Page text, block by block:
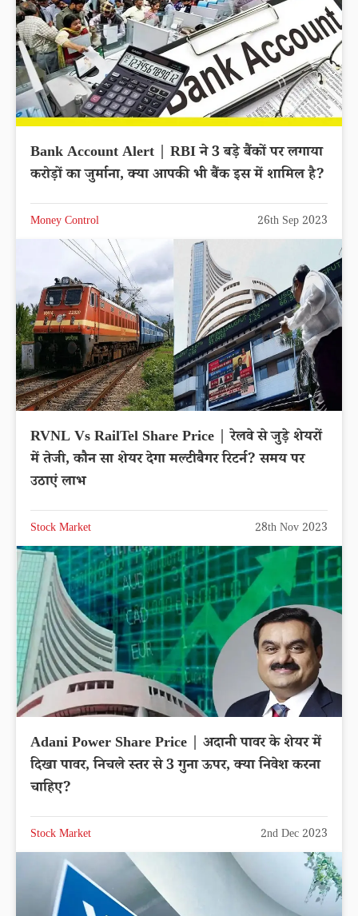
Bank Account Alert | RBI ने 3 बड़े बैंकों पर लगाया
करोड़ों का जुर्माना, क्या आपकी भी बैंक इस में शामिल है?
Money Control 26th Sep 2023
RVNL Vs RailTel Share Price | रेलवे से जुड़े शेयरों
में तेजी, कौन सा शेयर देगा मल्टीबैगर रिटर्न? समय पर
उठाएं लाभ
Stock Market 28th Nov 2023
Adani Power Share Price | अदानी पावर के शेयर में
दिखा पावर, निचले स्तर से 3 गुना ऊपर, क्या निवेश करना
चाहिए?
Stock Market 2nd Dec 2023